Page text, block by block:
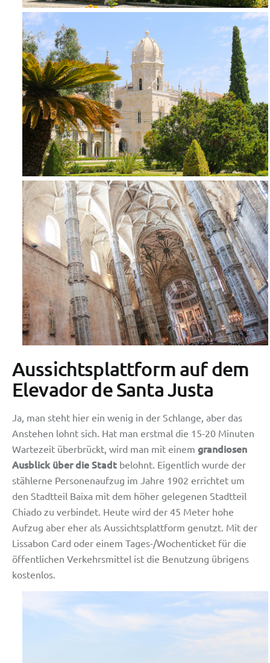
Aussichtsplattform auf dem
Elevador de Santa Justa
Ja, man steht hier ein wenig in der Schlange, aber das
Anstehen lohnt sich. Hat man erstmal die 15-20 Minuten
Wartezeit überbrückt, wird man mit einem grandiosen
Ausblick über die Stadt belohnt. Eigentlich wurde der
stählerne Personenaufzug im Jahre 1902 errichtet um
den Stadtteil Baixa mit dem höher gelegenen Stadtteil
Chiado zu verbindet. Heute wird der 45 Meter hohe
Aufzug aber eher als Aussichtsplattform genutzt. Mit der
Lissabon Card oder einem Tages-/Wochenticket für die
öffentlichen Verkehrsmittel ist die Benutzung übrigens
kostenlos.